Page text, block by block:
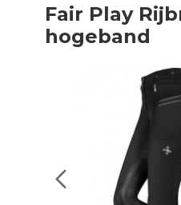
Fair Play
hogeband